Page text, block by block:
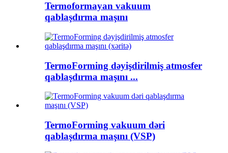
Termoformayan vakuum
qablaşdırma maşını
TermoForming dəyişdirilmiş atmosfer
qablaşdırma maşını ...
TermoForming vakuum dəri
qablaşdırma maşını (VSP)